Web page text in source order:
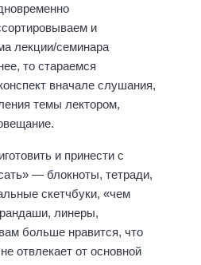
и
лекции/семинара
то стараемся
вначале слушания,
темы лектором,
и принести с
— блокноты, тетради,
скетчбуки, «чем
линеры,
больше нравится, что
отвлекает от основной